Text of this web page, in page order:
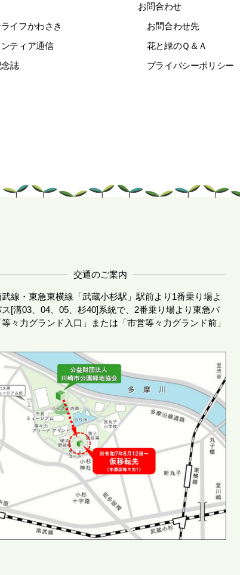
イフかわさき
ティア通信
誌
お問合わせ
お問合わせ先
花と緑のＱ＆Ａ
プライバシーポリシー
交通のご案内
武線・東急東横線「武蔵小杉駅」駅前より1番乗り場よ
ス[溝03、04、05、杉40]系統で、2番乗り場より東急バ
等々力グランド入口」または「市営等々力グランド前」